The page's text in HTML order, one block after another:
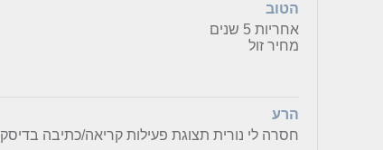
הטוב
אחריות 5 שנים
מחיר זול
הרע
חסרה לי נורית תצוגת פעילות קריאה/כתיבה בדיסק